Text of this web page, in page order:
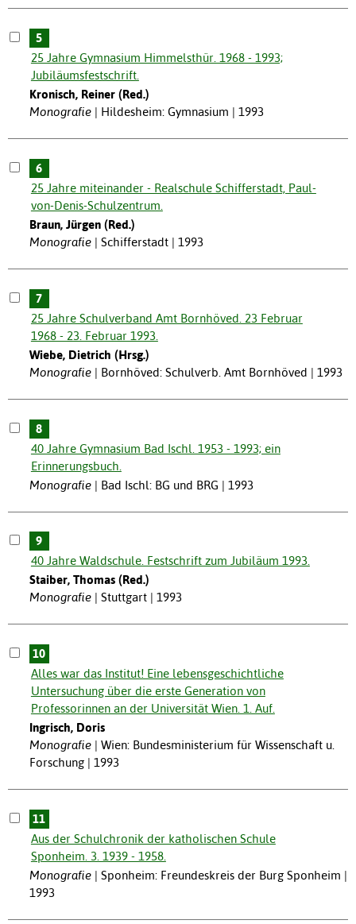
5
25 Jahre Gymnasium Himmelsthür. 1968 - 1993;
Jubiläumsfestschrift.
Kronisch, Reiner (Red.)
Monografie
Hildesheim: Gymnasium | 1993
6
25 Jahre miteinander - Realschule Schifferstadt, Paul-
von-Denis-Schulzentrum.
Braun, Jürgen (Red.)
Monografie
Schifferstadt | 1993
7
25 Jahre Schulverband Amt Bornhöved. 23 Februar
1968 - 23. Februar 1993.
Wiebe, Dietrich (Hrsg.)
Monografie
Bornhöved: Schulverb. Amt Bornhöved | 1993
8
40 Jahre Gymnasium Bad Ischl. 1953 - 1993; ein
Erinnerungsbuch.
Monografie
Bad Ischl: BG und BRG | 1993
9
40 Jahre Waldschule. Festschrift zum Jubiläum 1993.
Staiber, Thomas (Red.)
Monografie
Stuttgart | 1993
10
Alles war das Institut! Eine lebensgeschichtliche
Untersuchung über die erste Generation von
Professorinnen an der Universität Wien. 1. Auf.
Ingrisch, Doris
Monografie
Wien: Bundesministerium für Wissenschaft u.
Forschung | 1993
11
Aus der Schulchronik der katholischen Schule
Sponheim. 3. 1939 - 1958.
Monografie
Sponheim: Freundeskreis der Burg Sponheim |
1993